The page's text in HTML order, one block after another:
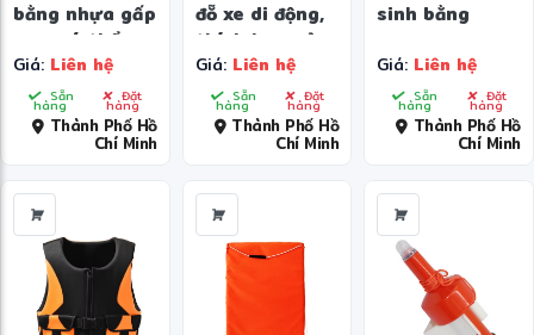
bằng nhựa gấp
gọn, có thể
tùy chỉnh
Giá: Liên hệ
Sẵn
hàng Đặt
hàng
Thành Phố Hồ
Chí Minh
đỗ xe di động,
thích hợp sử
dụng trong
nhà và ngoài
trời
Giá: Liên hệ
Sẵn
hàng Đặt
hàng
Thành Phố Hồ
Chí Minh
sinh bằng
chuyên nghiệp
dành cho trẻ
em khi bơi lội
Giá: Liên hệ
Sẵn
hàng Đặt
hàng
Thành Phố Hồ
Chí Minh